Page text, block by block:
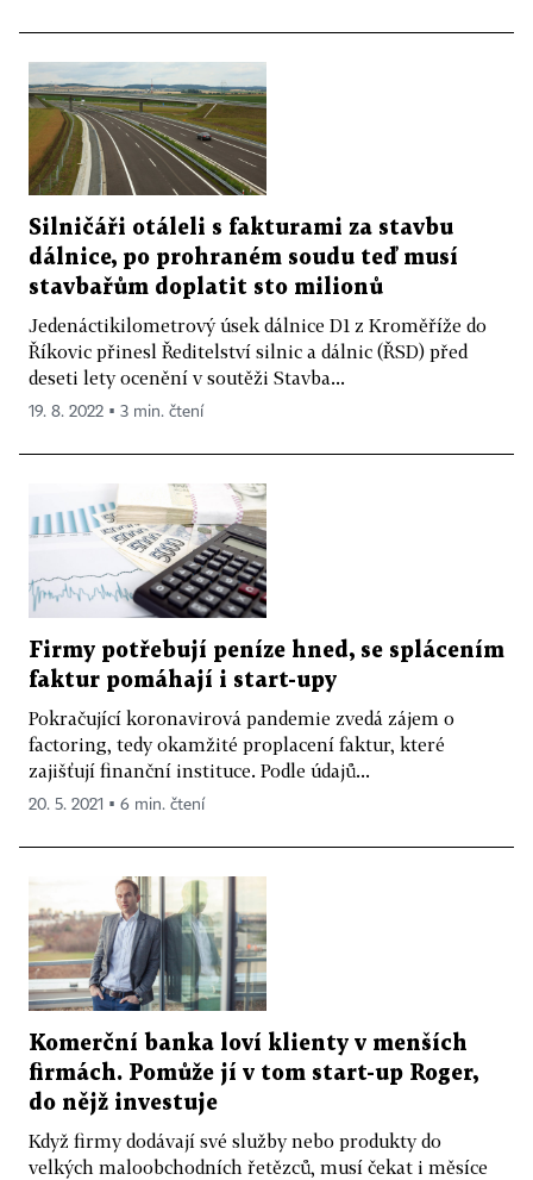
Silničáři otáleli s fakturami za stavbu
dálnice, po prohraném soudu teď musí
stavbařům doplatit sto milionů
Jedenáctikilometrový úsek dálnice D1 z Kroměříže do
Říkovic přinesl Ředitelství silnic a dálnic (ŘSD) před
deseti lety ocenění v soutěži Stavba...
19. 8. 2022 ▪ 3 min. čtení
Firmy potřebují peníze hned, se splácením
faktur pomáhají i start-upy
Pokračující koronavirová pandemie zvedá zájem o
factoring, tedy okamžité proplacení faktur, které
zajišťují finanční instituce. Podle údajů...
20. 5. 2021 ▪ 6 min. čtení
Komerční banka loví klienty v menších
firmách. Pomůže jí v tom start-up Roger,
do nějž investuje
Když firmy dodávají své služby nebo produkty do
velkých maloobchodních řetězců, musí čekat i měsíce